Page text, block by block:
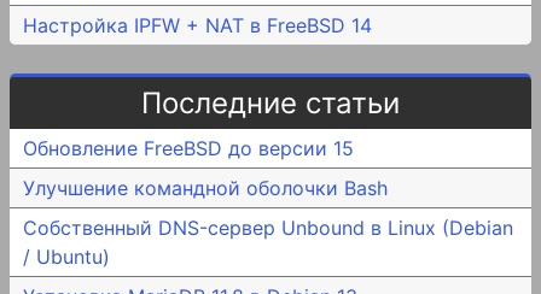
Настройка IPFW + NAT в FreeBSD 14
Последние статьи
Обновление FreeBSD до версии 15
Улучшение командной оболочки Bash
Собственный DNS-сервер Unbound в Linux (Debian
/ Ubuntu)